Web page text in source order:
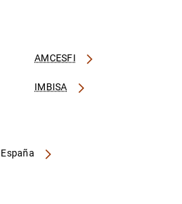
AMCESFI
IMBISA